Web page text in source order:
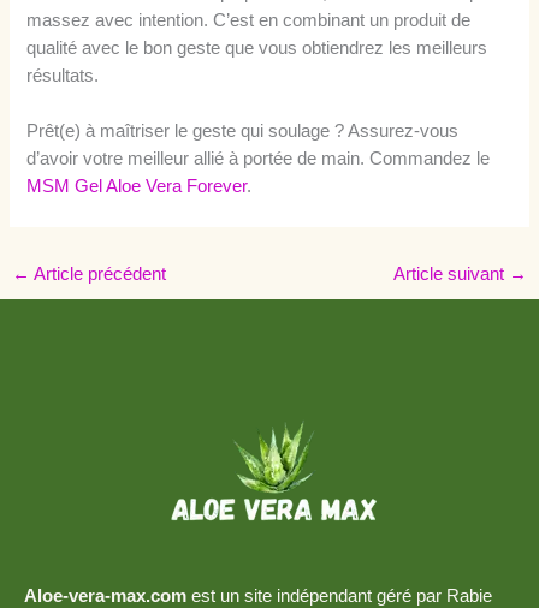
massez avec intention. C’est en combinant un produit de
qualité avec le bon geste que vous obtiendrez les meilleurs
résultats.
Prêt(e) à maîtriser le geste qui soulage ? Assurez-vous
d’avoir votre meilleur allié à portée de main. Commandez le
MSM Gel Aloe Vera Forever.
← Article précédent Article suivant →
Aloe-vera-max.com est un site indépendant géré par Rabie